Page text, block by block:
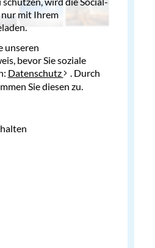
mit Ihrem
unseren
bevor Sie soziale
Datenschutz
. Durch
Sie diesen zu.